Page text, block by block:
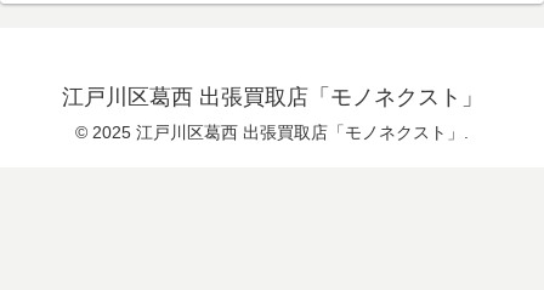
江戸川区葛西 出張買取店「モノネクスト」
© 2025 江戸川区葛西 出張買取店「モノネクスト」.